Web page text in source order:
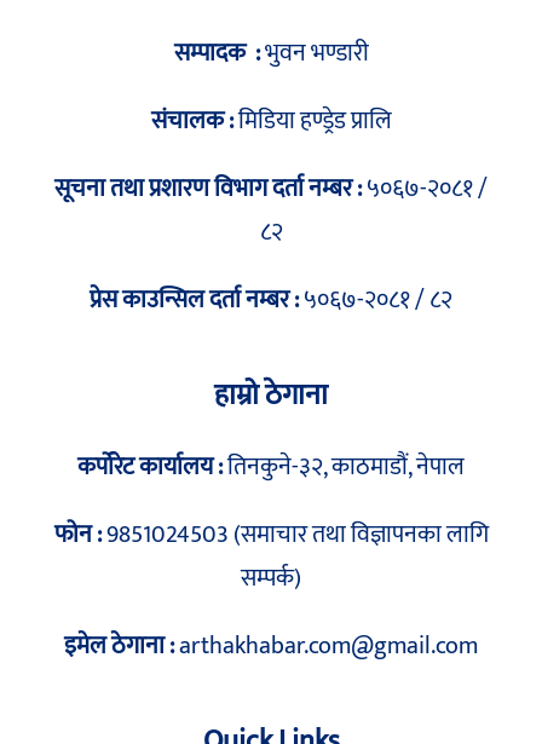
सम्पादक :भुवन भण्डारी
संचालक :मिडिया हण्ड्रेड प्रालि
सूचना तथा प्रशारण विभाग दर्ता नम्बर :५०६७-२०८१ /
८२
प्रेस काउन्सिल दर्ता नम्बर :५०६७-२०८१ / ८२
हाम्रो ठेगाना
कर्पोरेट कार्यालय :तिनकुने-३२, काठमाडौं, नेपाल
फोन :9851024503 (समाचार तथा विज्ञापनका लागि
सम्पर्क)
इमेल ठेगाना :arthakhabar.com@gmail.com